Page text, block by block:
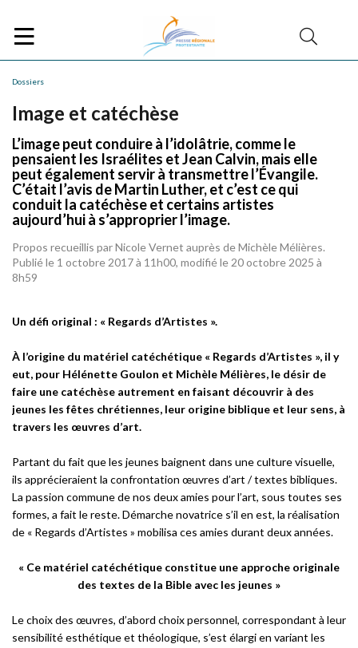
Dossiers
Image et catéchèse
L’image peut conduire à l’idolâtrie, comme le
pensaient les Israélites et Jean Calvin, mais elle
peut également servir à transmettre l’Évangile.
C’était l’avis de Martin Luther, et c’est ce qui
conduit la catéchèse et certains artistes
aujourd’hui à s’approprier l’image.
Propos recueillis par Nicole Vernet auprès de Michèle Mélières.
Publié le 1 octobre 2017 à 11h00, modifié le 20 octobre 2025 à
8h59
Un défi original : « Regards d’Artistes ».
À l’origine du matériel catéchétique « Regards d’Artistes », il y
eut, pour Hélénette Goulon et Michèle Mélières, le désir de
faire une catéchèse autrement en faisant découvrir à des
jeunes les fêtes chrétiennes, leur origine biblique et leur sens, à
travers les œuvres d’art.
Partant du fait que les jeunes baignent dans une culture visuelle,
ils apprécieraient la confrontation œuvres d’art / textes bibliques.
La passion commune de nos deux amies pour l’art, sous toutes ses
formes, a fait le reste. Démarche novatrice s’il en est, la réalisation
de « Regards d’Artistes » mobilisa ces amies durant deux années.
« Ce matériel catéchétique constitue une approche originale
des textes de la Bible avec les jeunes »
Le choix des œuvres, d’abord choix personnel, correspondant à leur
sensibilité esthétique et théologique, s’est élargi en variant les